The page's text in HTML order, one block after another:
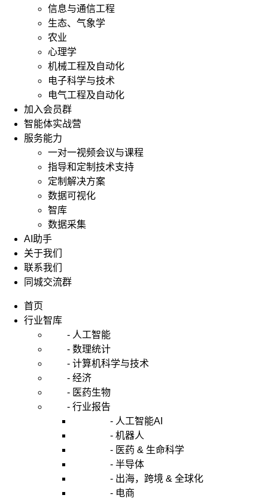
信息与通信工程
生态、气象学
农业
心理学
机械工程及自动化
电子科学与技术
电气工程及自动化
加入会员群
智能体实战营
服务能力
一对一视频会议与课程
指导和定制技术支持
定制解决方案
数据可视化
智库
数据采集
AI助手
关于我们
联系我们
同城交流群
首页
行业智库
- 人工智能
- 数理统计
- 计算机科学与技术
- 经济
- 医药生物
- 行业报告
- 人工智能AI
- 机器人
- 医药 & 生命科学
- 半导体
- 出海，跨境 & 全球化
- 电商